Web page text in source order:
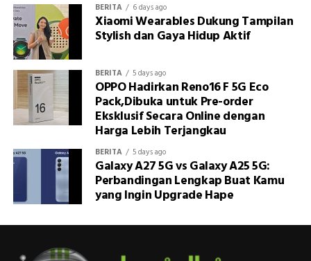
BERITA 6 days ago
Xiaomi Wearables Dukung Tampilan
Stylish dan Gaya Hidup Aktif
BERITA 5 days ago
OPPO Hadirkan Reno16 F 5G Eco
Pack,Dibuka untuk Pre-order
Eksklusif Secara Online dengan
Harga Lebih Terjangkau
BERITA 5 days ago
Galaxy A27 5G vs Galaxy A25 5G:
Perbandingan Lengkap Buat Kamu
yang Ingin Upgrade Hape